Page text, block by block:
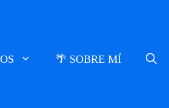
🌴 SOBRE MÍ